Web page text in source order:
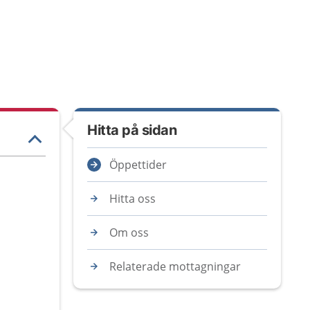
Hitta på sidan
Öppettider
Hitta oss
Om oss
Relaterade mottagningar